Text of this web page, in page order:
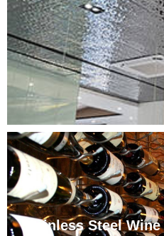
တက်၊ သန့်ရှင်းရလွယ်ကူပြီ
Stainless Steel မျက်နှာကျ
တွင်ကျယ်စွာ အသုံးပြုကြသည်။
Stainless Steel